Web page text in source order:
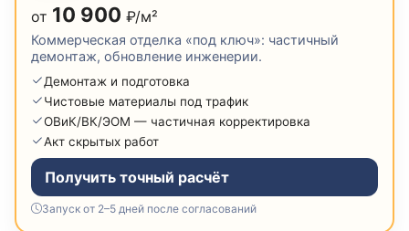
от 10 900 ₽/м²
Коммерческая отделка «под ключ»: частичный
демонтаж, обновление инженерии.
Демонтаж и подготовка
Чистовые материалы под трафик
ОВиК/ВК/ЭОМ — частичная корректировка
Акт скрытых работ
Получить точный расчёт
Запуск от 2–5 дней после согласований